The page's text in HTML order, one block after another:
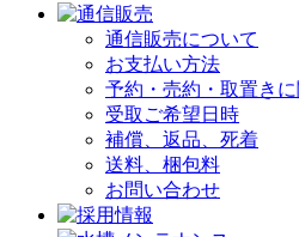
通信販売について
お支払い方法
予約・売約・取置き
受取ご希望日時
補償、返品、死着
送料、梱包料
お問い合わせ